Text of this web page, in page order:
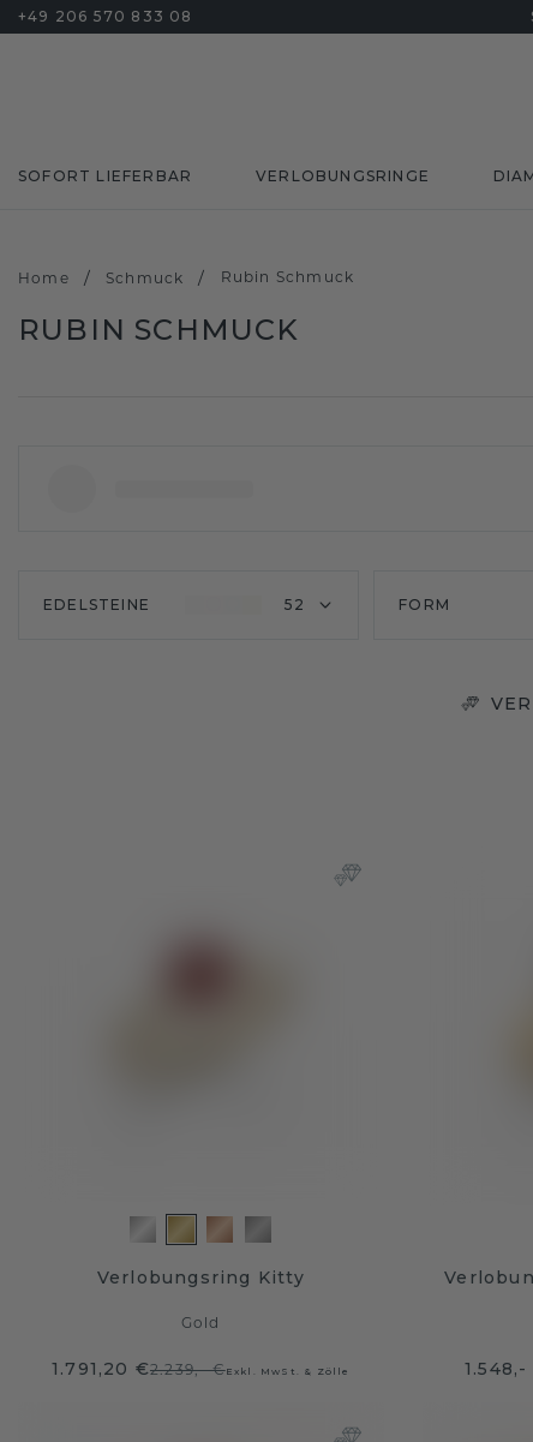
+49 206 570 833 08
SOFORT LIEFERBAR VERLOBUNGSRINGE
Home / Schmuck / Rubin Schmuck
RUBIN SCHMUCK
EDELSTEINE 52 FORM
Verlobungsring Kitty
Gold
1.791,20 €2.239,- €Exkl. MwSt. & Zölle